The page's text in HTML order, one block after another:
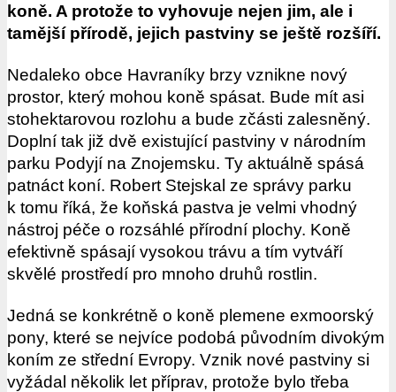
koně. A protože to vyhovuje nejen jim, ale i
tamější přírodě, jejich pastviny se ještě rozšíří.
Nedaleko obce Havraníky brzy vznikne nový
prostor, který mohou koně spásat. Bude mít asi
stohektarovou rozlohu a bude zčásti zalesněný.
Doplní tak již dvě existující pastviny v národním
parku Podyjí na Znojemsku. Ty aktuálně spásá
patnáct koní. Robert Stejskal ze správy parku
k tomu říká, že koňská pastva je velmi vhodný
nástroj péče o rozsáhlé přírodní plochy. Koně
efektivně spásají vysokou trávu a tím vytváří
skvělé prostředí pro mnoho druhů rostlin.
Jedná se konkrétně o koně plemene exmoorský
pony, které se nejvíce podobá původním divokým
koním ze střední Evropy. Vznik nové pastviny si
vyžádal několik let příprav, protože bylo třeba